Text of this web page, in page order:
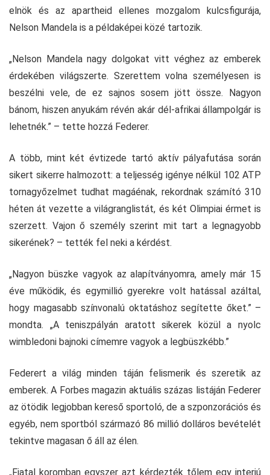
elnök és az apartheid ellenes mozgalom kulcsfigurája,
Nelson Mandela is a példaképei közé tartozik.
„Nelson Mandela nagy dolgokat vitt véghez az emberek
érdekében világszerte. Szerettem volna személyesen is
beszélni vele, de ez sajnos sosem jött össze. Nagyon
bánom, hiszen anyukám révén akár dél-afrikai állampolgár is
lehetnék.” – tette hozzá Federer.
A több, mint két évtizede tartó aktív pályafutása során
sikert sikerre halmozott: a teljesség igénye nélkül 102 ATP
tornagyőzelmet tudhat magáénak, rekordnak számító 310
héten át vezette a világranglistát, és két Olimpiai érmet is
szerzett. Vajon ő személy szerint mit tart a legnagyobb
sikerének? – tették fel neki a kérdést.
„Nagyon büszke vagyok az alapítványomra, amely már 15
éve működik, és egymillió gyerekre volt hatással azáltal,
hogy magasabb színvonalú oktatáshoz segítette őket.” –
mondta. „A teniszpályán aratott sikerek közül a nyolc
wimbledoni bajnoki címemre vagyok a legbüszkébb.”
Federert a világ minden táján felismerik és szeretik az
emberek. A Forbes magazin aktuális százas listáján Federer
az ötödik legjobban kereső sportoló, de a szponzorációs és
egyéb, nem sportból származó 86 millió dolláros bevételét
tekintve magasan ő áll az élen.
„Fiatal koromban egyszer azt kérdezték tőlem egy interjú